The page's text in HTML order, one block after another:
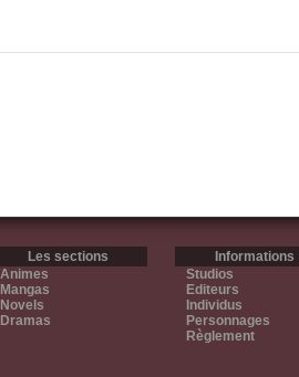
Les sections
Animes
Mangas
Novels
Dramas
Informations
Studios
Editeurs
Individus
Personnages
Règlement